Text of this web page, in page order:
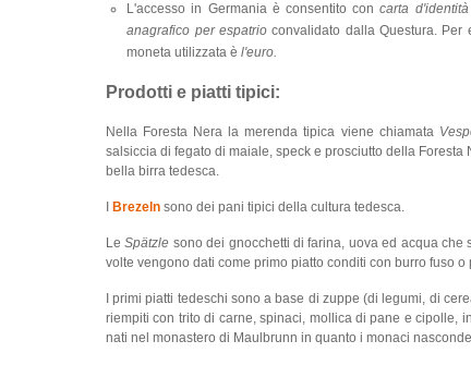
L'accesso in Germania è consentito con carta
anagrafico per espatrioconvalidato dalla Questura. Per
moneta utilizzata è l'euro.
Prodotti e piatti tipici:
Nella Foresta Nera la merenda tipica viene chiamata
salsiccia di fegato di maiale, speck e prosciutto della
bella birra tedesca.
Brezeln sono dei pani tipici della cultura tedesca.
LeSpätzle sono dei gnocchetti di farina, uova ed acqua
volte vengono dati come primo piatto conditi con burro fuso o
I primi piatti tedeschi sono a base di zuppe (di legumi, di
riempiti con trito di carne, spinaci, mollica di pane e cipolle,
nati nel monastero di Maulbrunn in quanto i monaci